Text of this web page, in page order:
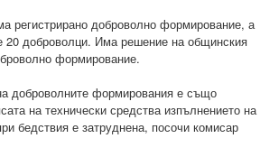
доброволно формирование, а
20 доброволци. Има решение на общинския
формирование.
доброволните формирования е също
на технически средства изпълнението на
бедствия е затруднена, посочи комисар